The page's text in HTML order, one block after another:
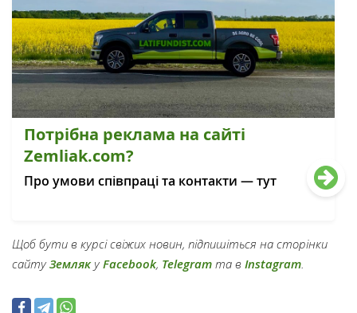
Потрібна реклама на сайті
Zemliak.com?
Про умови співпраці та контакти — тут
Щоб бути в курсі свіжих новин, підпишіться на сторінки
сайтуЗемлякуFacebook, Telegram та в Instagram.